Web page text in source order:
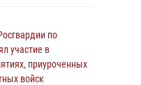
по
участие в
приуроченных
войск